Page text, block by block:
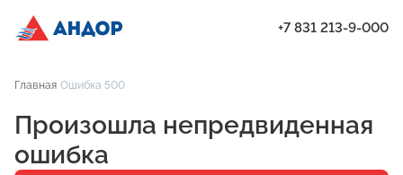
Проекты
Квартиры
Паркинг
+7 831 213-9-000
Главная Ошибка 500
Произошла непредвиденная
ошибка